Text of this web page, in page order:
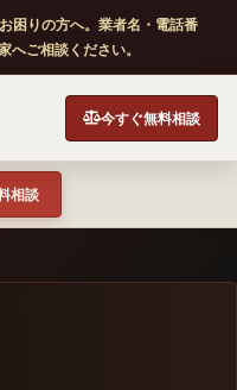
困りの方へ。業者名・電話番
へご相談ください。
今すぐ無料相談
相談